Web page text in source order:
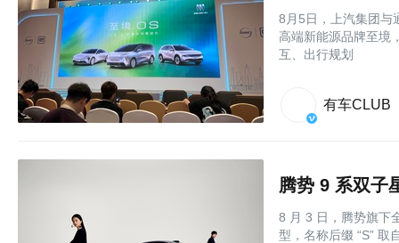
8月5日，上汽集团与
高端新能源品牌至境
互、出行规划
有车CLUB
腾势 9 系双子
8 月 3 日，腾势旗下
型，名称后缀 “S” 取